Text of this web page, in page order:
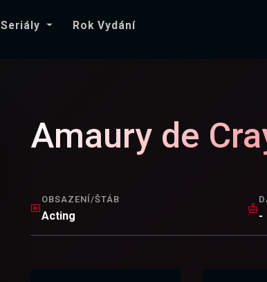
Seriály Rok Vydání
Amaury de
OBSAZENÍ/ŠTÁB
Acting -